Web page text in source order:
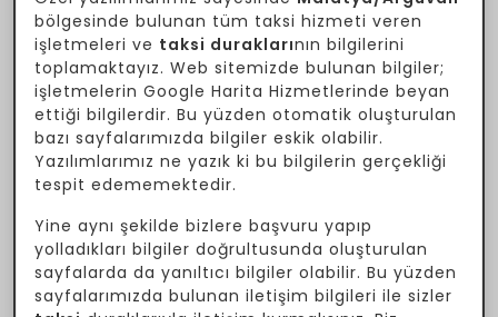
bölgesinde bulunan tüm taksi hizmeti veren
işletmeleri ve taksi duraklarının bilgilerini
toplamaktayız. Web sitemizde bulunan bilgiler;
işletmelerin Google Harita Hizmetlerinde beyan
ettiği bilgilerdir. Bu yüzden otomatik oluşturulan
bazı sayfalarımızda bilgiler eskik olabilir.
Yazılımlarımız ne yazık ki bu bilgilerin gerçekliği
tespit edememektedir.
Yine aynı şekilde bizlere başvuru yapıp
yolladıkları bilgiler doğrultusunda oluşturulan
sayfalarda da yanıltıcı bilgiler olabilir. Bu yüzden
sayfalarımızda bulunan iletişim bilgileri ile sizler